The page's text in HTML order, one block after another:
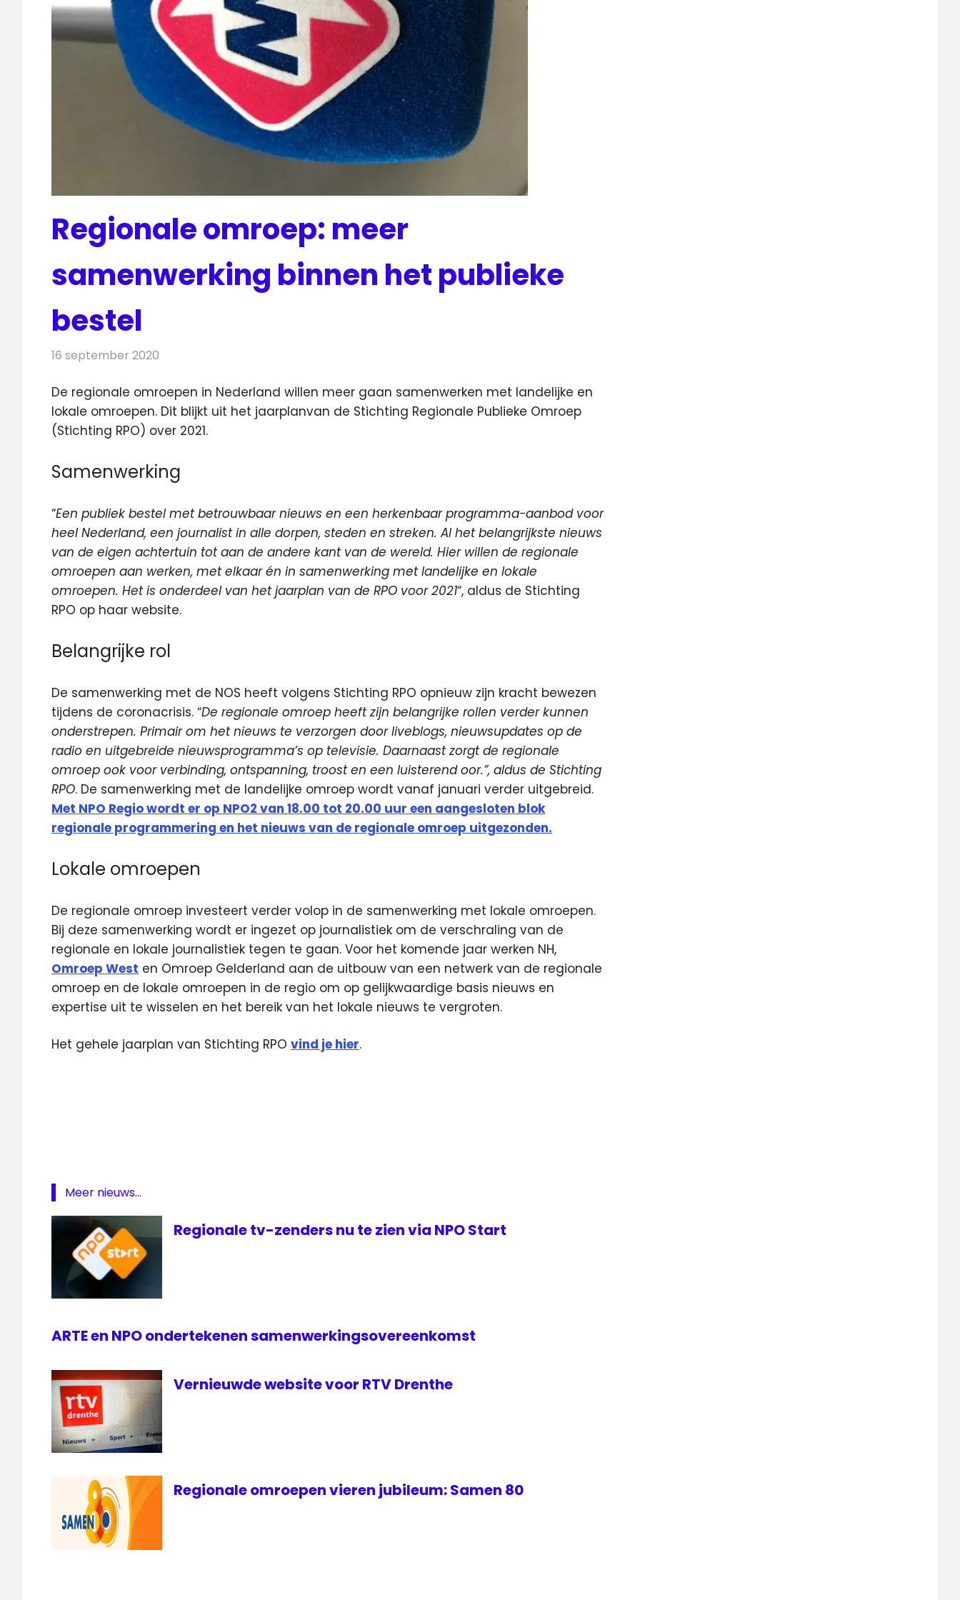
Regionale omroep: meer
samenwerking binnen het publieke
bestel
16 september 2020
De regionale omroepen in Nederland willen meer gaan samenwerken met landelijke en
lokale omroepen. Dit blijkt uit het jaarplanvan de Stichting Regionale Publieke Omroep
(Stichting RPO) over 2021.
Samenwerking
“Een publiek bestel met betrouwbaar nieuws en een herkenbaar programma-aanbod voor
heel Nederland, een journalist in alle dorpen, steden en streken. Al het belangrijkste nieuws
van de eigen achtertuin tot aan de andere kant van de wereld. Hier willen de regionale
omroepen aan werken, met elkaar én in samenwerking met landelijke en lokale
omroepen. Het is onderdeel van het jaarplan van de RPO voor 2021“, aldus de Stichting
RPO op haar website.
Belangrijke rol
De samenwerking met de NOS heeft volgens Stichting RPO opnieuw zijn kracht bewezen
tijdens de coronacrisis. “De regionale omroep heeft zijn belangrijke rollen verder kunnen
onderstrepen. Primair om het nieuws te verzorgen door liveblogs, nieuwsupdates op de
radio en uitgebreide nieuwsprogramma’s op televisie. Daarnaast zorgt de regionale
omroep ook voor verbinding, ontspanning, troost en een luisterend oor.”, aldus de Stichting
RPO. De samenwerking met de landelijke omroep wordt vanaf januari verder uitgebreid.
Met NPO Regio wordt er op NPO2 van 18.00 tot 20.00 uur een aangesloten blok
regionale programmering en het nieuws van de regionale omroep uitgezonden.
Lokale omroepen
De regionale omroep investeert verder volop in de samenwerking met lokale omroepen.
Bij deze samenwerking wordt er ingezet op journalistiek om de verschraling van de
regionale en lokale journalistiek tegen te gaan. Voor het komende jaar werken NH,
Omroep West en Omroep Gelderland aan de uitbouw van een netwerk van de regionale
omroep en de lokale omroepen in de regio om op gelijkwaardige basis nieuws en
expertise uit te wisselen en het bereik van het lokale nieuws te vergroten.
Het gehele jaarplan van Stichting RPO vind je hier.
RPO
Meer nieuws...
Regionale tv-zenders nu te zien via NPO Start
ARTE en NPO ondertekenen samenwerkingsovereenkomst
Vernieuwde website voor RTV Drenthe
Regionale omroepen vieren jubileum: Samen 80